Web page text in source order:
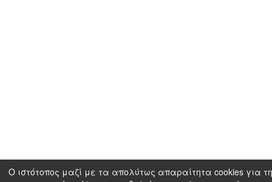
Ο ιστότοπος μαζί με τα απολύτως απαραίτητα cookies για